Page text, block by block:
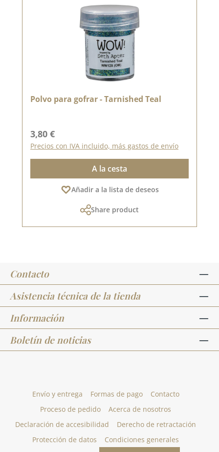
Polvo para gofrar - Tarnished Teal
Precio normal:
3,80 €
Precios con IVA incluido, más gastos de envío
A la cesta
Añadir a la lista de deseos
Share product
Contacto
Asistencia técnica de la tienda
Información
Boletín de noticias
Envío y entrega Formas de pago
Contacto
Proceso de pedido
Acerca de nosotros
Declaración de accesibilidad
Derecho de retractación
Protección de datos
Condiciones generales